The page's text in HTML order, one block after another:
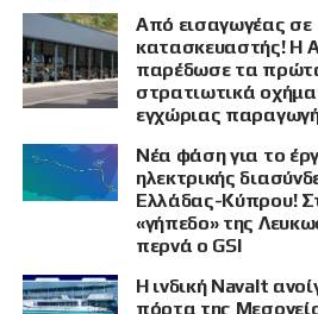
Από εισαγωγέας σε
κατασκευαστής! Η
παρέδωσε τα
στρατιωτικά
εγχώριας
Νέα φάση για το
ηλεκτρικής
Ελλάδας-Κύπρου!
«γήπεδο» της
περνά ο GSI
Η ινδική Navalt
πόρτα της